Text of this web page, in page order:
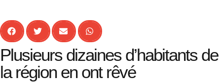
Plusieurs dizaines d’habitants de
la région en ont rêvé